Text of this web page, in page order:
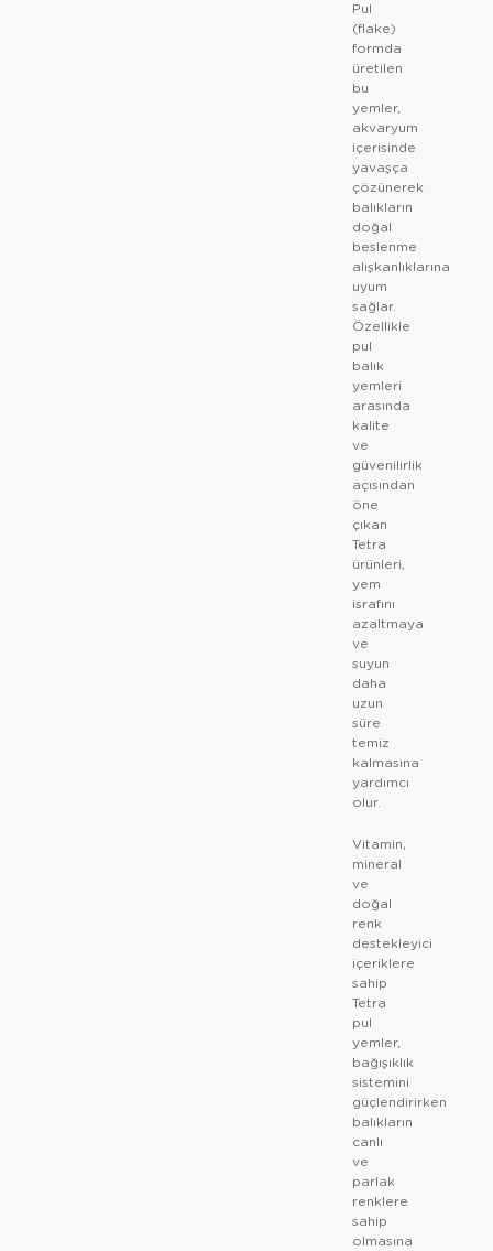
Pul
(flake)
formda
üretilen
bu
yemler,
akvaryum
içerisinde
yavaşça
çözünerek
balıkların
doğal
beslenme
alışkanlıklarına
uyum
sağlar.
Özellikle
pul
balık
yemleri
arasında
kalite
ve
güvenilirlik
açısından
öne
çıkan
Tetra
ürünleri,
yem
israfını
azaltmaya
ve
suyun
daha
uzun
süre
temiz
kalmasına
yardımcı
olur.
Vitamin,
mineral
ve
doğal
renk
destekleyici
içeriklere
sahip
Tetra
pul
yemler,
bağışıklık
sistemini
güçlendirirken
balıkların
canlı
ve
parlak
renklere
sahip
olmasına